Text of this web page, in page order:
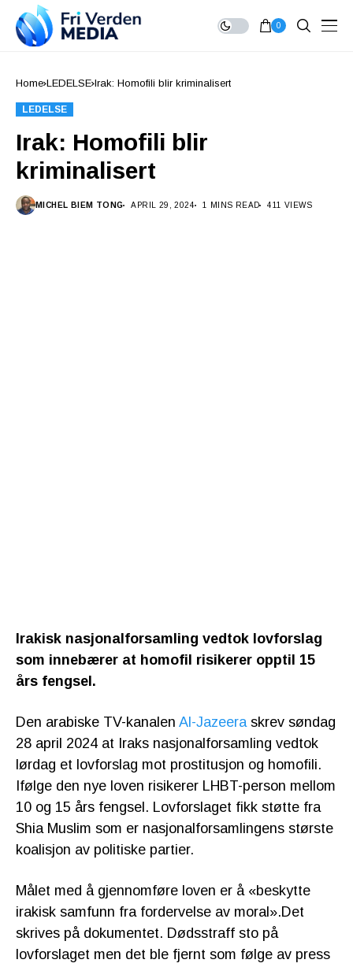
0
Home LEDELSE Irak: Homofili blir kriminalisert
LEDELSE
Irak: Homofili blir
kriminalisert
MICHEL BIEM TONG APRIL 29, 2024 1 MINS READ 411 VIEWS
Irakisk nasjonalforsamling vedtok lovforslag
som innebærer at homofil risikerer opptil 15
års fengsel.
Den arabiske TV-kanalen Al-Jazeeraskrev søndag
28 april 2024 at Iraks nasjonalforsamling vedtok
lørdag et lovforslag mot prostitusjon og homofili.
Ifølge den nye loven risikerer LHBT-person mellom
10 og 15 års fengsel. Lovforslaget fikk støtte fra
Shia Muslim som er nasjonalforsamlingens største
koalisjon av politiske partier.
Målet med å gjennomføre loven er å «beskytte
irakisk samfunn fra fordervelse av moral».Det
skrives på dokumentet. Dødsstraff sto på
lovforslaget men det ble fjernt som følge av press